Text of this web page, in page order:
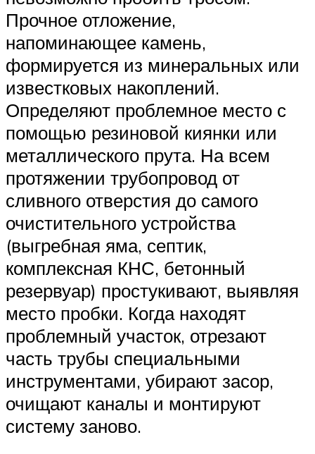
Прочное отложение,
напоминающее камень,
формируется из минеральных или
известковых накоплений.
Определяют проблемное место с
помощью резиновой киянки или
металлического прута. На всем
протяжении трубопровод от
сливного отверстия до самого
очистительного устройства
(выгребная яма, септик,
комплексная КНС, бетонный
резервуар) простукивают, выявляя
место пробки. Когда находят
проблемный участок, отрезают
часть трубы специальными
инструментами, убирают засор,
очищают каналы и монтируют
систему заново.